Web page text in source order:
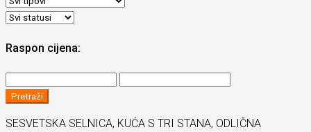
Raspon cijena:
Pretraži
SESVETSKA SELNICA, KUĆA S TRI STANA, ODLIČNA